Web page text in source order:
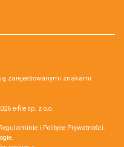
zarejestrowanymi znakami
e-file sp. z o.o.
Regulaminie i Polityce Prywatności.
.